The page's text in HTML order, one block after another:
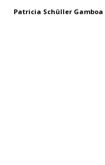
Patricia Schüller Gamboa